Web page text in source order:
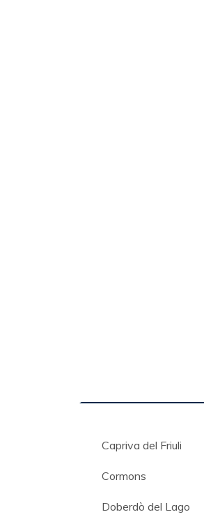
Capriva del Friuli
Cormons
Doberdò del Lago